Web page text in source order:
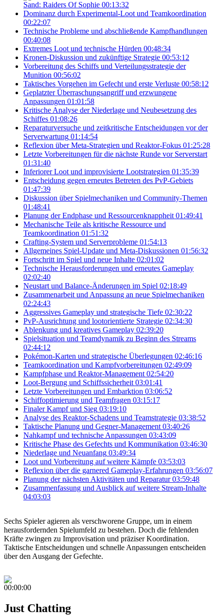
Sand: Raiders Of Sophie 00:13:32
Dominanz durch Experimental-Loot und Teamkoordination
00:22:07
Technische Probleme und abschließende Kampfhandlungen
00:40:08
Extremes Loot und technische Hürden 00:48:34
Kronen-Diskussion und zukünftige Strategie 00:53:12
Vorbereitung des Schiffs und Verteilungsstrategie der
Munition 00:56:02
Taktisches Vorgehen im Gefecht und erste Verluste 00:58:12
Geplatzter Überraschungsangriff und erzwungene
Anpassungen 01:01:58
Kritische Analyse der Niederlage und Neubesetzung des
Schiffes 01:08:26
Reparaturversuche und zeitkritische Entscheidungen vor der
Serverwartung 01:14:54
Reflexion über Meta-Strategien und Reaktor-Fokus 01:25:28
Letzte Vorbereitungen für die nächste Runde vor Serverstart
01:31:40
Inferiorer Loot und improvisierte Lootstrategien 01:35:39
Entscheidung gegen erneutes Betreten des PvP-Gebiets
01:47:39
Diskussion über Spielmechaniken und Community-Themen
01:48:41
Planung der Endphase und Ressourcenknappheit 01:49:41
Mechanische Teile als kritische Ressource und
Teamkoordination 01:51:32
Crafting-System und Serverprobleme 01:54:13
Allgemeines Spiel-Update und Meta-Diskussionen 01:56:32
Fortschritt im Spiel und neue Inhalte 02:01:02
Technische Herausforderungen und erneutes Gameplay
02:02:40
Neustart und Balance-Änderungen im Spiel 02:18:49
Zusammenarbeit und Anpassung an neue Spielmechaniken
02:24:43
Aggressives Gameplay und strategische Tiefe 02:30:22
PvP-Ausrichtung und lootorientierte Strategie 02:34:30
Ablenkung und kreatives Gameplay 02:39:20
Spielsituation und Teamdynamik zu Beginn des Streams
02:44:12
Pokémon-Karten und strategische Überlegungen 02:46:16
Teamkoordination und Kampfvorbereitungen 02:49:09
Kampfphase und Reaktor-Management 02:54:20
Loot-Bergung und Schiffssicherheit 03:01:41
Letzte Vorbereitungen und Embarktion 03:06:52
Schiffoptimierung und Teamfragen 03:15:17
Finaler Kampf und Sieg 03:19:10
Analyse des Reaktor-Schadens und Teamstrategie 03:38:52
Taktische Planung und Gegner-Management 03:40:26
Nahkampf und technische Anpassungen 03:43:09
Kritische Phase des Gefechts und Kommunikation 03:46:30
Niederlage und Neuanfang 03:49:34
Loot und Vorbereitung auf weitere Kämpfe 03:53:03
Reflexion über die garnered Gameplay-Erfahrungen 03:56:07
Planung der nächsten Aktivitäten und Reparatur 03:59:48
Zusammenfassung und Ausblick auf weitere Stream-Inhalte
04:03:03
Sechs Spieler agieren als verschworene Gruppe, um in einem
herausfordernden Spielumfeld zu bestehen. Doch die fehlenden
Kräfte zwingen zu Improvisation und präziser Koordination.
Taktische Entscheidungen und schnelle Anpassungen entscheiden
über den Ausgang der Gefechte.
00:00:00
Just Chatting